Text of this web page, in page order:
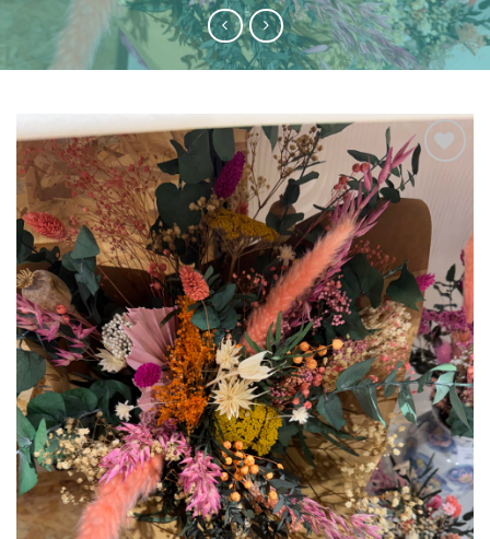
Ajouter
à la liste
d’envies